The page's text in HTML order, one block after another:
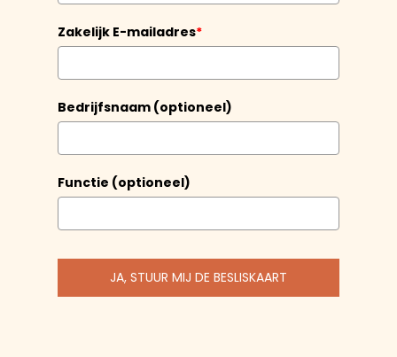
Zakelijk E-mailadres*
Bedrijfsnaam (optioneel)
Functie (optioneel)
JA, STUUR MIJ DE BESLISKAART